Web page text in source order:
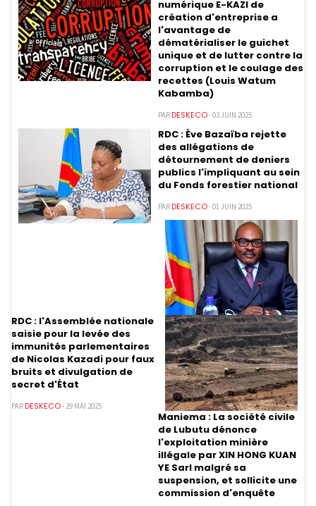
numérique E-KAZI de
création d'entreprise a
l'avantage de
dématérialiser le guichet
unique et de lutter contre la
corruption et le coulage des
recettes (Louis Watum
Kabamba)
PAR DESKECO- 03 JUIN 2025
RDC : Ève Bazaïba rejette
des allégations de
détournement de deniers
publics l'impliquant au sein
du Fonds forestier national
PAR DESKECO- 01 JUIN 2025
RDC : l'Assemblée nationale
saisie pour la levée des
immunités parlementaires
de Nicolas Kazadi pour faux
bruits et divulgation de
secret d'État
PAR DESKECO- 29 MAI 2025
Maniema : La société civile
de Lubutu dénonce
l'exploitation minière
illégale par XIN HONG KUAN
YE Sarl malgré sa
suspension, et sollicite une
commission d'enquête